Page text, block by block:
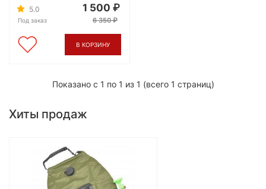
5.0
Под заказ
1 500
6 350
В КОРЗИНУ
Показано с 1 по 1 из 1 (всего 1 страниц)
Хиты продаж